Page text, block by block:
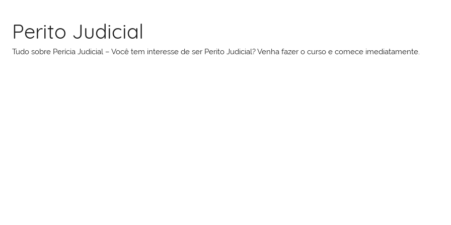
conteúdo
Perito Judicial
Tudo sobre Perícia Judicial – Você tem interesse de ser Perito Judicial? Venha fazer o curso e comece imediatamente.